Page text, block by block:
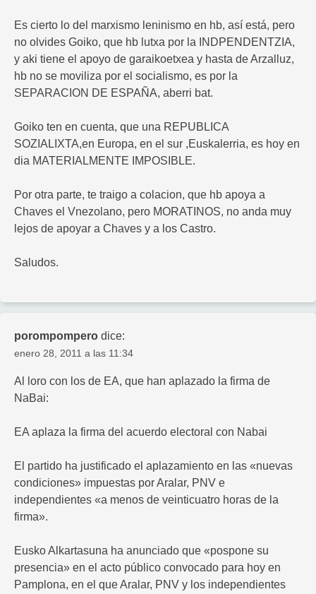
Es cierto lo del marxismo leninismo en hb, así está, pero
no olvides Goiko, que hb lutxa por la INDPENDENTZIA,
y aki tiene el apoyo de garaikoetxea y hasta de Arzalluz,
hb no se moviliza por el socialismo, es por la
SEPARACION DE ESPAÑA, aberri bat.
Goiko ten en cuenta, que una REPUBLICA
SOZIALIXTA,en Europa, en el sur ,Euskalerria, es hoy en
dia MATERIALMENTE IMPOSIBLE.
Por otra parte, te traigo a colacion, que hb apoya a
Chaves el Vnezolano, pero MORATINOS, no anda muy
lejos de apoyar a Chaves y a los Castro.
Saludos.
porompompero dice:
enero 28, 2011 a las 11:34
Al loro con los de EA, que han aplazado la firma de
NaBai:
EA aplaza la firma del acuerdo electoral con Nabai
El partido ha justificado el aplazamiento en las «nuevas
condiciones» impuestas por Aralar, PNV e
independientes «a menos de veinticuatro horas de la
firma».
Eusko Alkartasuna ha anunciado que «pospone su
presencia» en el acto público convocado para hoy en
Pamplona, en el que Aralar, PNV y los independientes